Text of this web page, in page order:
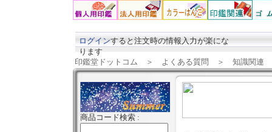
ログインすると注文時の情報入力が楽にな
ります
印鑑堂ドットコム ＞ よくある質問 ＞ 知識関連
商品コード検索 :